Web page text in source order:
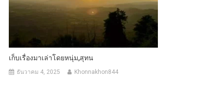
เก็บเรื่องมาเล่าโดยหนุ่ม,สุทน
ธันวาคม 4, 2025 Khonnakhon844